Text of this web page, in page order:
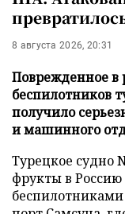
8 августа 2026, 20:31
Поврежденное в
беспилотников
получило
и машинного
Турецкое судно
фрукты в